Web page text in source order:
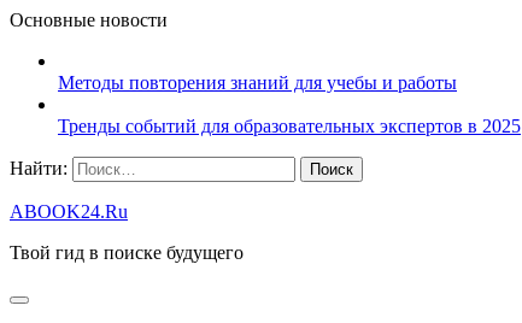
Основные новости
Методы повторения знаний для учебы и работы
Тренды событий для образовательных экспертов в 2025
Найти:
ABOOK24.Ru
Твой гид в поиске будущего